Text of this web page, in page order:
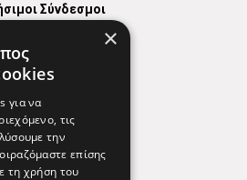
Σύνδεσμοι
Τηλέφωνα
Φαρμακεία
Απόρρητο
×
για να
τις
την
επίσης
τη χρήση του